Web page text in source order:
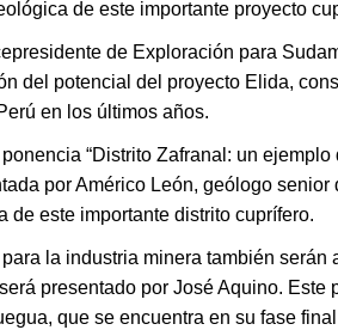
de este importante proyecto
de Exploración para
del potencial del proyecto Elida,
en los últimos años.
“Distrito Zafranal: un
por Américo León, geólogo
este importante distrito cuprífero.
la industria minera también
presentado por José Aquino. Este
que se encuentra en su fase